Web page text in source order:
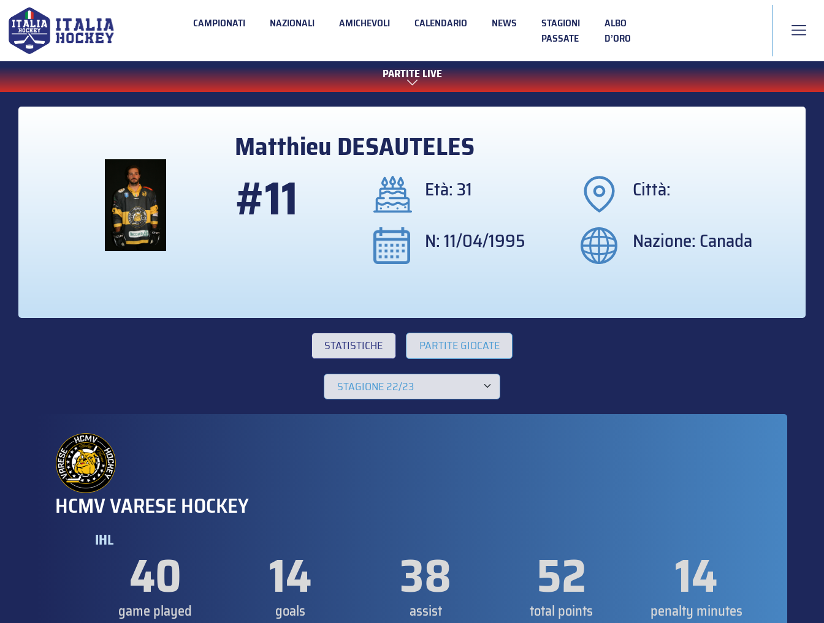
CAMPIONATI NAZIONALI AMICHEVOLI CALENDARIO NEWS
STAGIONI
PASSATE
ALBO
D’ORO
PARTITE LIVE
Matthieu DESAUTELES
#11 Età: 31
Città:
N: 11/04/1995
Nazione: Canada
STATISTICHE PARTITE GIOCATE
HCMV VARESE HOCKEY
IHL 40
game played 14
goals 38
assist 52
total points 14
penalty minutes